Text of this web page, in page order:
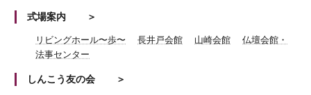
式場案内
リビングホール〜歩〜 長井戸会館 山崎会館
仏壇会館・
法事センター
しんこう友の会